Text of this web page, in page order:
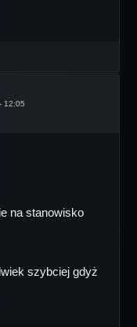
12:05
na stanowisko
szybciej gdyż